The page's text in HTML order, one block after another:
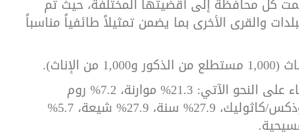
كل محافظة إلى أقضيتها المختلفة، حيث تم
والقرى الأخرى بما يضمن تمثيلاً طائفياً مناسباً
.
أما التوزيع الطائفي للمستجيبين، فقد جاء على النحو الآتي: 21.3% موارنة، 7.2% روم
أرثوذكس، 4.7% كاثوليك، 3.4% أرمن أرثوذكس/كاثوليك، 27.9% سنة، 27.9% شيعة، 5.7%
.